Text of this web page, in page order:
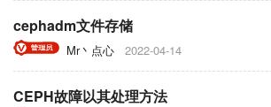
cephadm文件存储
Mr丶点心 2022-04-14
CEPH故障以其处理方法